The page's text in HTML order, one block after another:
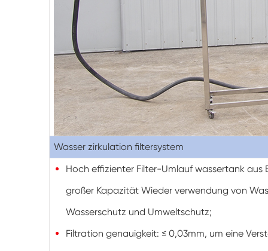
Wasser zirkulation filtersystem
Hoch effizienter Filter-Umlauf wassertank aus
großer Kapazität Wieder verwendung von
Wasserschutz und Umweltschutz;
Filtration genauigkeit: ≤ 0,03mm, um eine